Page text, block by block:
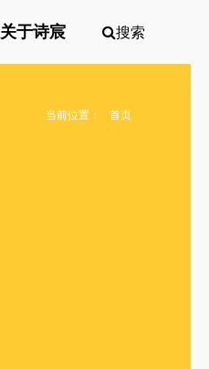
关于诗宸 搜索
当前位置：
首页